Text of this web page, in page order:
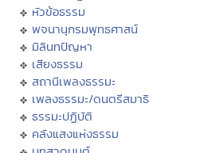
หัวข้อธรรม
พจนานุกรมพุทธศาสน์
มิลินทปัญหา
เสียงธรรม
สถานีเพลงธรรมะ
เพลงธรรมะ/ดนตรีสมาธิ
ธรรมะปฏิบัติ
คลังแสงแห่งธรรม